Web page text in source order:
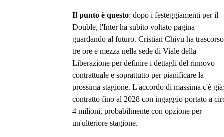
Il punto è questo: dopo i festeggiamenti per il
Double, l'Inter ha subito voltato pagina
guardando al futuro. Cristian Chivu ha trascorso
tre ore e mezza nella sede di Viale della
Liberazione per definire i dettagli del rinnovo
contrattuale e soprattutto per pianificare la
prossima stagione. L'accordo di massima c'è
contratto fino al 2028 con ingaggio portato a
4 milioni, probabilmente con opzione per
un'ulteriore stagione.